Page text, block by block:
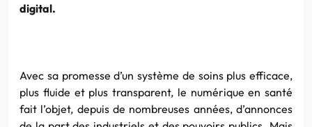
digital.
Avec sa promesse d’un système de soins plus efficace,
plus fluide et plus transparent, le numérique en santé
fait l’objet, depuis de nombreuses années, d’annonces